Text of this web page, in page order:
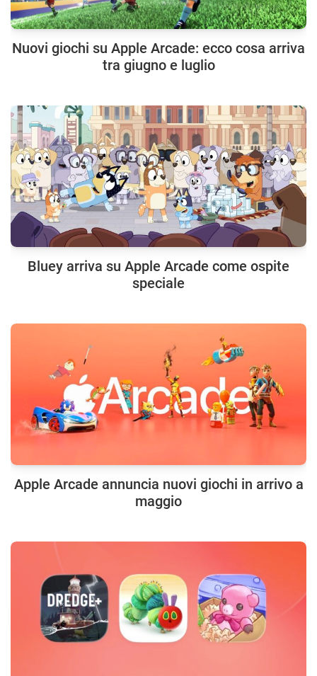
Nuovi giochi su Apple Arcade: ecco cosa arriva
tra giugno e luglio
Bluey arriva su Apple Arcade come ospite
speciale
Apple Arcade annuncia nuovi giochi in arrivo a
maggio